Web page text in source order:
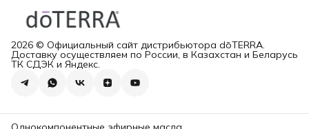
2026 © Официальный сайт дистрибьютора dōTERRA.
Доставку осуществляем по России, в Казахстан и Беларусь
ТК СДЭК и Яндекс.